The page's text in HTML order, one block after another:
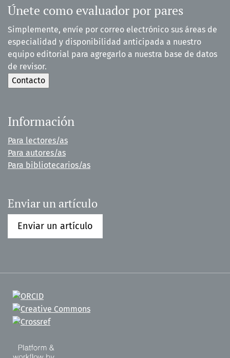
Únete como evaluador por pares
Simplemente, envíe por correo electrónico sus áreas de
especialidad y disponibilidad anticipada a nuestro
equipo editorial para agregarlo a nuestra base de datos
de revisor.
Información
Para lectores/as
Para autores/as
Para bibliotecarios/as
Enviar un artículo
Enviar un artículo